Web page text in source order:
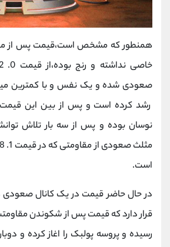
همنطور که مشخص است،قیمت پس از
نوسان بوده و پس از سه بار تلاش
است.
قرار دارد که قیمت پس از شکوندن
رسیده و پروسه پولبک را اغاز کرده و